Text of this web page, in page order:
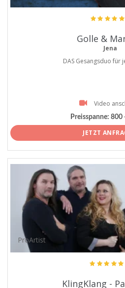
Golle &
Jena
DAS Gesangsduo für
Video
Preisspanne: 800
JETZT
ProArtist
KlingKlang -